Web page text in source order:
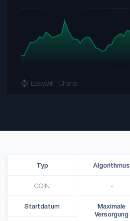
Typ
COIN
Algorithmus
-
Startdatum
Maximale
Versorgung